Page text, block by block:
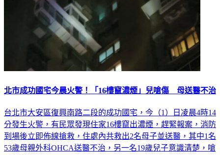
北市成功國宅今晨火警！「16樓竄濃煙」兒嗆傷 母送醫不治
台北市大安區復興南路二段的成功國宅，今（1）日凌晨4時14
分發生火警，有民眾發現住家16樓竄出濃煙，趕緊報案，消防
到場後立即佈線搶救，住處內共救出2名母子並送醫，其中1名
53歲母親外科OHCA送醫不治，另一名19歲兒子意識清楚，嗆